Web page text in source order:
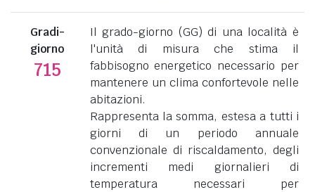
Gradi-
giorno
715
Il grado-giorno (GG) di una località è
l'unità di misura che stima il
fabbisogno energetico necessario per
mantenere un clima confortevole nelle
abitazioni.
Rappresenta la somma, estesa a tutti i
giorni di un periodo annuale
convenzionale di riscaldamento, degli
incrementi medi giornalieri di
temperatura necessari per